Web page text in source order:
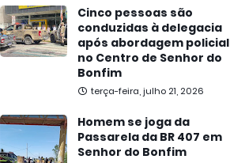
Cinco pessoas são
conduzidas à delegacia
após abordagem policial
no Centro de Senhor do
Bonfim
terça-feira, julho 21, 2026
Homem se joga da
Passarela da BR 407 em
Senhor do Bonfim